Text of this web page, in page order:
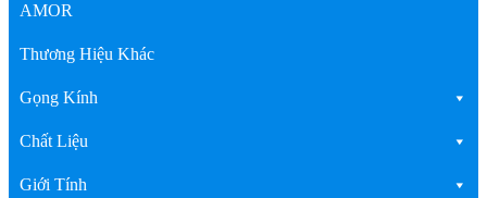
AMOR
Thương Hiệu Khác
Gọng Kính
Chất Liệu
Giới Tính